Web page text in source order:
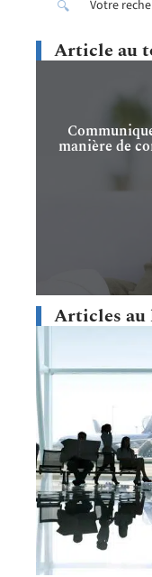
Article au
manière de
Articles au